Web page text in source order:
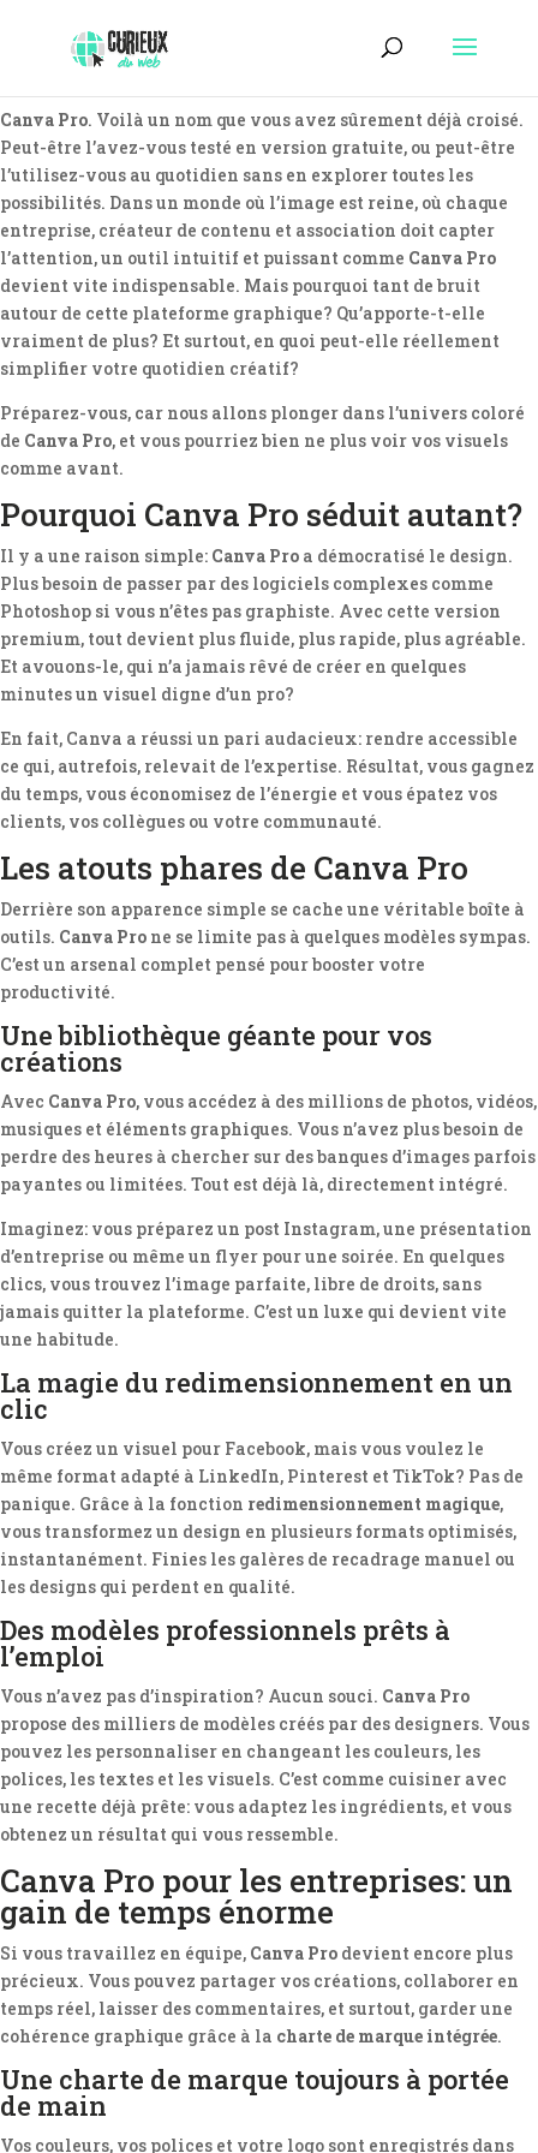
Canva Pro. Voilà un nom que vous avez sûrement déjà croisé.
Peut-être l’avez-vous testé en version gratuite, ou peut-être
l’utilisez-vous au quotidien sans en explorer toutes les
possibilités. Dans un monde où l’image est reine, où chaque
entreprise, créateur de contenu et association doit capter
l’attention, un outil intuitif et puissant comme Canva Pro
devient vite indispensable. Mais pourquoi tant de bruit
autour de cette plateforme graphique? Qu’apporte-t-elle
vraiment de plus? Et surtout, en quoi peut-elle réellement
simplifier votre quotidien créatif?
Préparez-vous, car nous allons plonger dans l’univers coloré
de Canva Pro, et vous pourriez bien ne plus voir vos visuels
comme avant.
Pourquoi Canva Pro séduit autant?
Il y a une raison simple: Canva Pro a démocratisé le design.
Plus besoin de passer par des logiciels complexes comme
Photoshop si vous n’êtes pas graphiste. Avec cette version
premium, tout devient plus fluide, plus rapide, plus agréable.
Et avouons-le, qui n’a jamais rêvé de créer en quelques
minutes un visuel digne d’un pro?
En fait, Canva a réussi un pari audacieux: rendre accessible
ce qui, autrefois, relevait de l’expertise. Résultat, vous gagnez
du temps, vous économisez de l’énergie et vous épatez vos
clients, vos collègues ou votre communauté.
Les atouts phares de Canva Pro
Derrière son apparence simple se cache une véritable boîte à
outils. Canva Pro ne se limite pas à quelques modèles sympas.
C’est un arsenal complet pensé pour booster votre
productivité.
Une bibliothèque géante pour vos
créations
Avec Canva Pro, vous accédez à des millions de photos, vidéos,
musiques et éléments graphiques. Vous n’avez plus besoin de
perdre des heures à chercher sur des banques d’images parfois
payantes ou limitées. Tout est déjà là, directement intégré.
Imaginez: vous préparez un post Instagram, une présentation
d’entreprise ou même un flyer pour une soirée. En quelques
clics, vous trouvez l’image parfaite, libre de droits, sans
jamais quitter la plateforme. C’est un luxe qui devient vite
une habitude.
La magie du redimensionnement en un
clic
Vous créez un visuel pour Facebook, mais vous voulez le
même format adapté à LinkedIn, Pinterest et TikTok? Pas de
panique. Grâce à la fonction redimensionnement magique,
vous transformez un design en plusieurs formats optimisés,
instantanément. Finies les galères de recadrage manuel ou
les designs qui perdent en qualité.
Des modèles professionnels prêts à
l’emploi
Vous n’avez pas d’inspiration? Aucun souci. Canva Pro
propose des milliers de modèles créés par des designers. Vous
pouvez les personnaliser en changeant les couleurs, les
polices, les textes et les visuels. C’est comme cuisiner avec
une recette déjà prête: vous adaptez les ingrédients, et vous
obtenez un résultat qui vous ressemble.
Canva Pro pour les entreprises: un
gain de temps énorme
Si vous travaillez en équipe, Canva Pro devient encore plus
précieux. Vous pouvez partager vos créations, collaborer en
temps réel, laisser des commentaires, et surtout, garder une
cohérence graphique grâce à la charte de marque intégrée.
Une charte de marque toujours à portée
de main
Vos couleurs, vos polices et votre logo sont enregistrés dans